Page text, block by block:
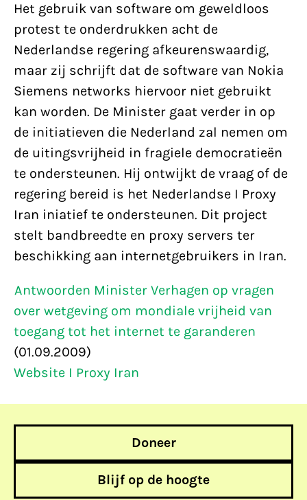
Het gebruik van software om geweldloos
protest te onderdrukken acht de
Nederlandse regering afkeurenswaardig,
maar zij schrijft dat de software van Nokia
Siemens networks hiervoor niet gebruikt
kan worden. De Minister gaat verder in op
de initiatieven die Nederland zal nemen om
de uitingsvrijheid in fragiele democratieën
te ondersteunen. Hij ontwijkt de vraag of de
regering bereid is het Nederlandse I Proxy
Iran iniatief te ondersteunen. Dit project
stelt bandbreedte en proxy servers ter
beschikking aan internetgebruikers in Iran.
Antwoorden Minister Verhagen op vragen
over wetgeving om mondiale vrijheid van
toegang tot het internet te garanderen
(01.09.2009)
Website I Proxy Iran
Doneer
Blijf op de hoogte